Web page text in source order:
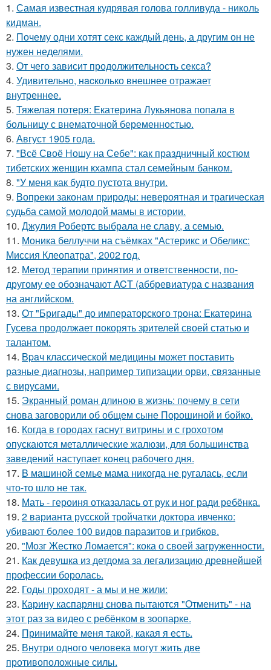
1. Самая известная кудрявая голова голливуда - николь
кидман.
2. Почему одни хотят секс каждый день, а другим он не
нужен неделями.
3. От чего зависит продолжительность секса?
4. Удивительнo, нacколько внешнее отражает
внутреннее.
5. Тяжелая потеря: Екатерина Лукьянова попала в
больницу с внематочной беременностью.
6. Август 1905 года.
7. "Всё Своё Ношу на Себе": как праздничный костюм
тибетских женщин кхампа стал семейным банком.
8. "У меня как будто пустота внутри.
9. Вопреки законам природы: невероятная и трагическая
судьба самой молодой мамы в истории.
10. Джулия Робертс выбрала не славу, а семью.
11. Моника беллуччи на съёмках "Астерикс и Обеликс:
Миссия Клеопатра", 2002 год.
12. Метод терапии принятия и ответственности, по-
другому ее обозначают ACT (аббревиатура с названия
на английском.
13. От "Бригады" до императорского трона: Екатерина
Гусева продолжает покорять зрителей своей статью и
талантом.
14. Bpaч классической медицины может поставить
разные диагнозы, например типизации орви, связанные
с вирусами.
15. Экранный роман длиною в жизнь: почему в сети
снова заговорили об общем сыне Порошиной и бойко.
16. Когда в городах гаснут витрины и с грохотом
опускаются металлические жалюзи, для большинства
заведений наступает конец рабочего дня.
17. B мaшиной семье мама никогда не ругалась, если
что-то шло не так.
18. Мать - героиня отказалась от рук и ног ради ребёнка.
19. 2 варианта русской тройчатки доктора ивченко:
убивают более 100 видов паразитов и грибков.
20. "Мозг Жестко Ломается": кока о своей загруженности.
21. Как девушка из детдома за легализацию древнейшей
профессии боролась.
22. Годы проходят - а мы и не жили:
23. Карину каспарянц снова пытаются "Отменить" - на
этот раз за видео с ребёнком в зоопарке.
24. Принимайте меня такой, какая я есть.
25. Внутри одного человека могут жить две
противоположные силы.